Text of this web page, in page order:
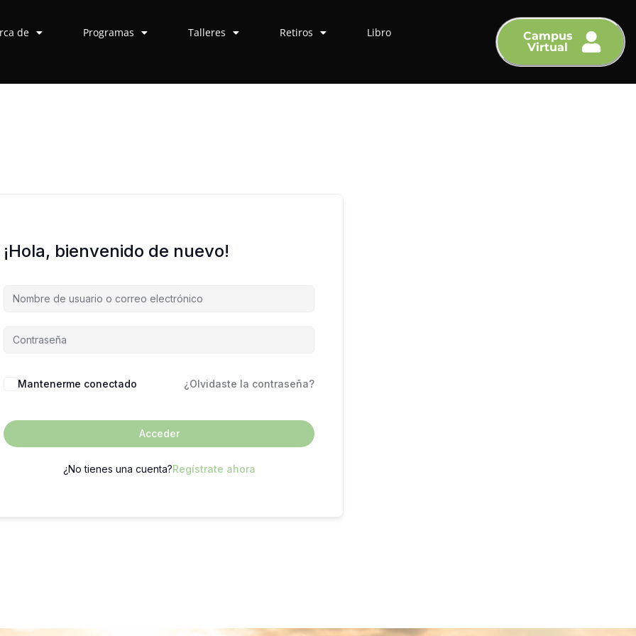
de Programas Talleres Retiros Libro
Campus
Virtual
¡Hola, bienvenido de nuevo!
Mantenerme conectado ¿Olvidaste la contraseña?
Acceder
¿No tienes una cuenta?Regístrate ahora